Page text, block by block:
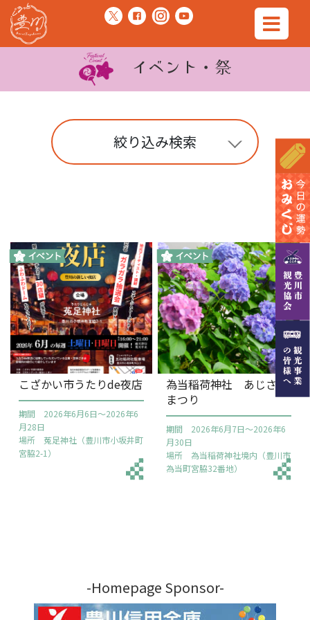
イベント・祭
絞り込み検索
こざかい市うたりde夜店
期間 2026年6月6日～2026年6
月28日
場所 菟足神社（豊川市小坂井町
宮脇2-1）
為当稲荷神社 あじさい
まつり
期間 2026年6月7日～2026年6
月30日
場所 為当稲荷神社境内（豊川市
為当町宮脇32番地）
-Homepage Sponsor-